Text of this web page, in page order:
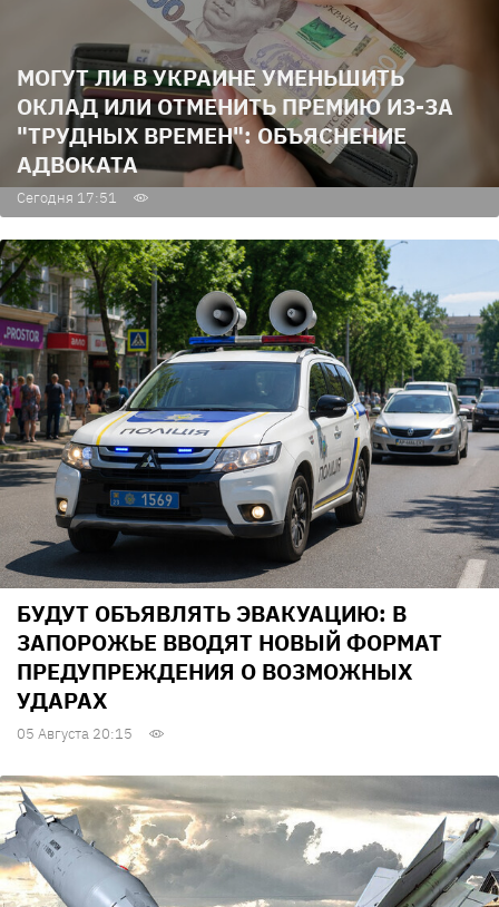
МОГУТ ЛИ В УКРАИНЕ УМЕНЬШИТЬ
ОКЛАД ИЛИ ОТМЕНИТЬ ПРЕМИЮ ИЗ-ЗА
"ТРУДНЫХ ВРЕМЕН": ОБЪЯСНЕНИЕ
АДВОКАТА
Сегодня 17:51
БУДУТ ОБЪЯВЛЯТЬ ЭВАКУАЦИЮ: В
ЗАПОРОЖЬЕ ВВОДЯТ НОВЫЙ ФОРМАТ
ПРЕДУПРЕЖДЕНИЯ О ВОЗМОЖНЫХ
УДАРАХ
05 Августа 20:15